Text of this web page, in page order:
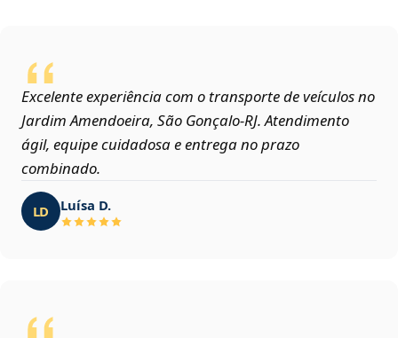
Excelente experiência com o transporte de veículos no
Jardim Amendoeira, São Gonçalo‑RJ. Atendimento
ágil, equipe cuidadosa e entrega no prazo
combinado.
LD Luísa D.